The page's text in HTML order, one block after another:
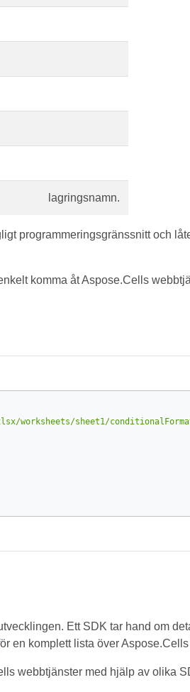
lagringsnamn.
programmeringsgränssnitt och
komma åt Aspose.Cells
sheet1/
Ett SDK tar hand om
en komplett lista över
webbtjänster med hjälp av olika